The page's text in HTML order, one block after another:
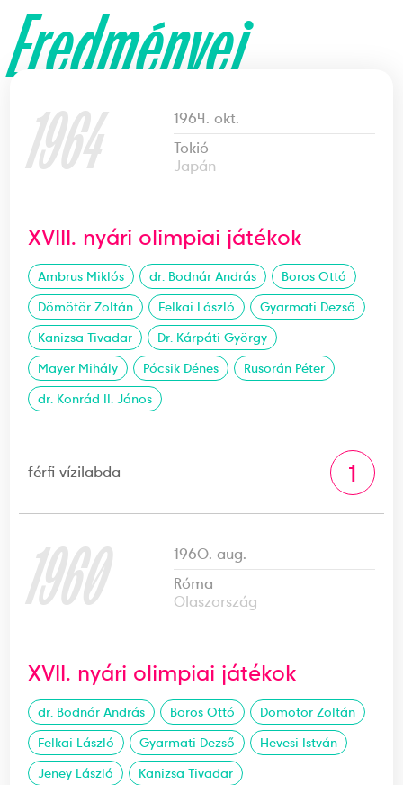
Eredményei
1964
1964. okt.
Tokió
Japán
XVIII. nyári olimpiai játékok
Ambrus Miklós dr. Bodnár András
Boros Ottó
Dömötör Zoltán
Felkai László
Gyarmati Dezső
Kanizsa Tivadar
Dr. Kárpáti György
Mayer Mihály
Pócsik Dénes
Rusorán Péter
dr. Konrád II. János
férfi vízilabda 1
1960
1960. aug.
Róma
Olaszország
XVII. nyári olimpiai játékok
dr. Bodnár András Boros Ottó
Dömötör Zoltán
Felkai László
Gyarmati Dezső
Hevesi István
Jeney László
Kanizsa Tivadar